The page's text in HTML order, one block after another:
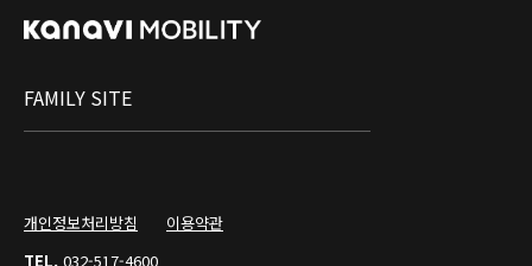
FAMILY SITE
TEL. 032-517-4600
개인정보처리방침 이용약관